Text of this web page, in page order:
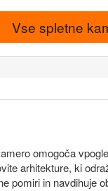
Vse spletne
omogoča
arhitekture, ki
pomiri in